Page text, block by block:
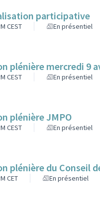
participative
CEST En présentiel
plénière mercredi 9
CEST En présentiel
plénière JMPO
CEST En présentiel
plénière du Conseil
CET En présentiel